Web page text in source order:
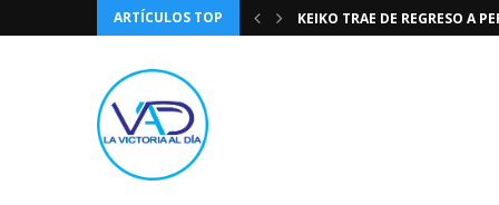
ARTÍCULOS TOP
KEIKO TRAE DE REGRESO A